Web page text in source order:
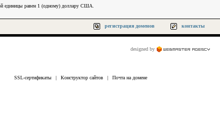
единицы равен 1 (одному) доллару США.
регистрация доменов контакты
designed by
SSL-сертификаты | Конструктор сайтов | Почта на домене